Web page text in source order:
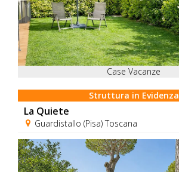
Case Vacanze
Struttura in Evidenza
La Quiete
Guardistallo (Pisa) Toscana